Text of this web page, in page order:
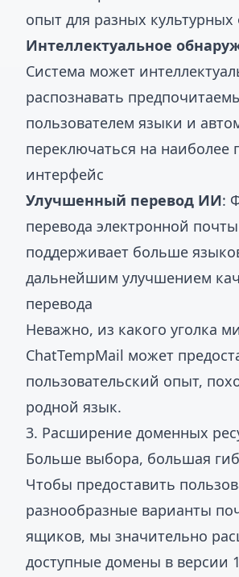
опыт для разных
Интеллектуальное
Система может
распознавать
пользователем языки и
переключаться на наиболее
интерфейс
Улучшенный перевод ИИ:
перевода электронной почты
поддерживает больше
дальнейшим улучшением
перевода
Неважно, из какого уголка
ChatTempMail может
пользовательский опыт,
родной язык.
3. Расширение доменных
Больше выбора, большая
Чтобы предоставить
разнообразные варианты
ящиков, мы значительно
доступные домены в версии